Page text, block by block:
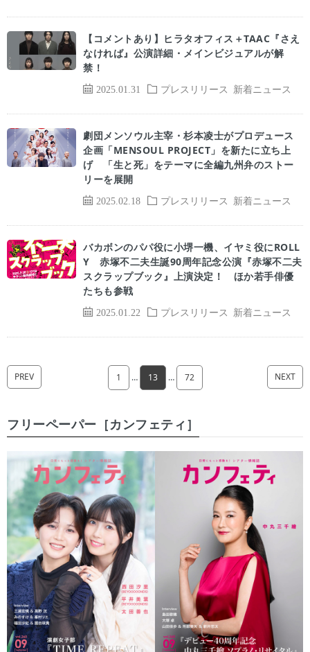
2025.01.31 プレスリリース 新着ニュース
【コメントあり】ヒラタオフィス＋TAAC『さえ
なければ』公演詳細・メインビジュアルが解
禁！
2025.02.18 プレスリリース 新着ニュース
劇団メンソウル主宰・杉本凌士がプロデュース
企画「MENSOUL PROJECT」を新たに立ち上
げ 「生と死」をテーマに全編九州弁のストー
リーを展開
2025.01.22 プレスリリース 新着ニュース
バカボンのパパ役に⼩堺⼀機、イヤミ役にROLL
Y ⾚塚不⼆夫⽣誕90周年記念公演『⾚塚不⼆夫
スクラップブック』上演決定！ ほか若手俳優
たちも参戦
PREV 1 … 13 … 72 NEXT
フリーペーパー［カンフェティ］